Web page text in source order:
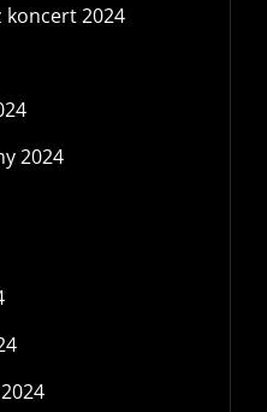
koncert 2024
2024